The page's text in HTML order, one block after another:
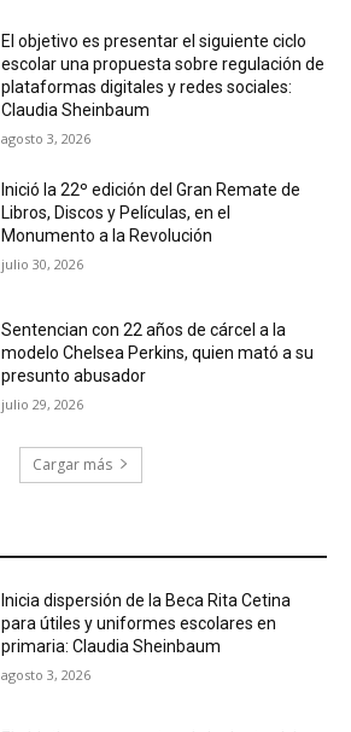
El objetivo es presentar el siguiente ciclo
escolar una propuesta sobre regulación de
plataformas digitales y redes sociales:
Claudia Sheinbaum
agosto 3, 2026
Inició la 22º edición del Gran Remate de
Libros, Discos y Películas, en el
Monumento a la Revolución
julio 30, 2026
Sentencian con 22 años de cárcel a la
modelo Chelsea Perkins, quien mató a su
presunto abusador
julio 29, 2026
Cargar más
Inicia dispersión de la Beca Rita Cetina
para útiles y uniformes escolares en
primaria: Claudia Sheinbaum
agosto 3, 2026